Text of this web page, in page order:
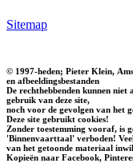
Sitemap
© 1997-heden; Pieter Klein,
en afbeeldingsbestanden
De rechthebbenden kunnen
gebruik van deze site,
noch voor de gevolgen van het
Deze site gebruikt cookies!
Zonder toestemming vooraf, is
'Binnenvaarttaal' verboden!
van het getoonde materiaal
Kopieën naar Facebook,